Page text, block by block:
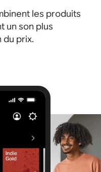
les produits
un son plus
du prix.